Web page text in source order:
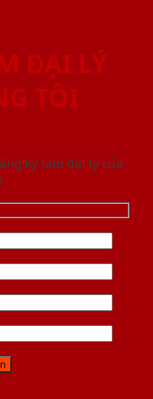
ĐẠI LÝ
TÔI
ký làm đại lý của